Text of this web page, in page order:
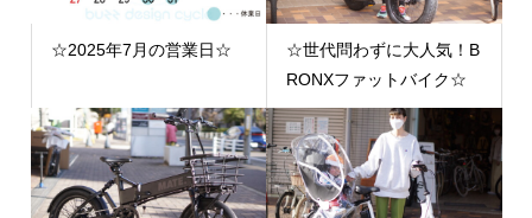
☆2025年7月の営業日☆
☆世代問わずに大人気！B
RONXファットバイク☆